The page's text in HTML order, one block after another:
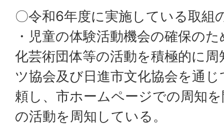
〇令和6年度に実施している取組
・児童の体験活動機会の確保の
化芸術団体等の活動を積極的に
ツ協会及び日進市文化協会を通
頼し、市ホームページでの周知
の活動を周知している。